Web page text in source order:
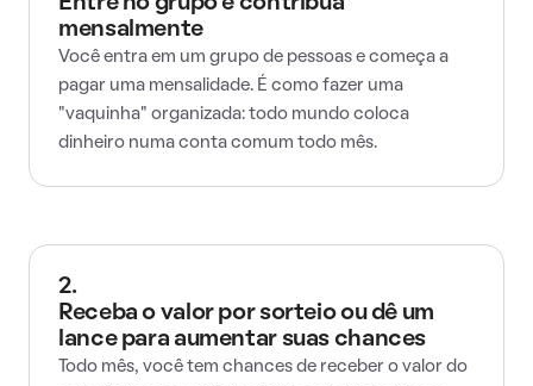
mensalmente
Você entra em um grupo de pessoas e começa a
pagar uma mensalidade. É como fazer uma
"vaquinha" organizada: todo mundo coloca
dinheiro numa conta comum todo mês.
2.
Receba o valor por sorteio ou dê um
lance para aumentar suas chances
Todo mês, você tem chances de receber o valor do